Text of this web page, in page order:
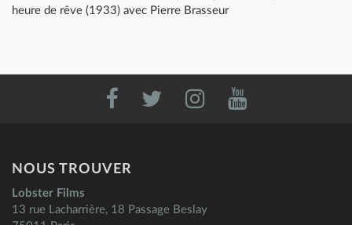
heure de rêve (1933) avec Pierre Brasseur
NOUS TROUVER
Lobster Films
13 rue Lacharrière, 18 Passage Beslay